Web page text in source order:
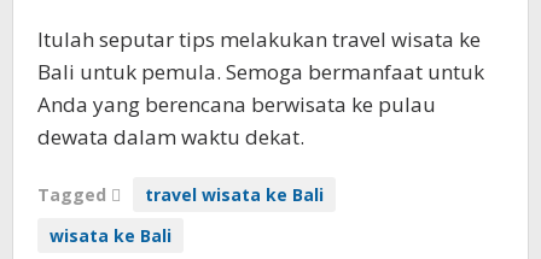
Itulah seputar tips melakukan travel wisata ke
Bali untuk pemula. Semoga bermanfaat untuk
Anda yang berencana berwisata ke pulau
dewata dalam waktu dekat.
Tagged
travel wisata ke Bali
wisata ke Bali